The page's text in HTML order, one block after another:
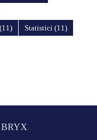
Statistici (11)
BRYX